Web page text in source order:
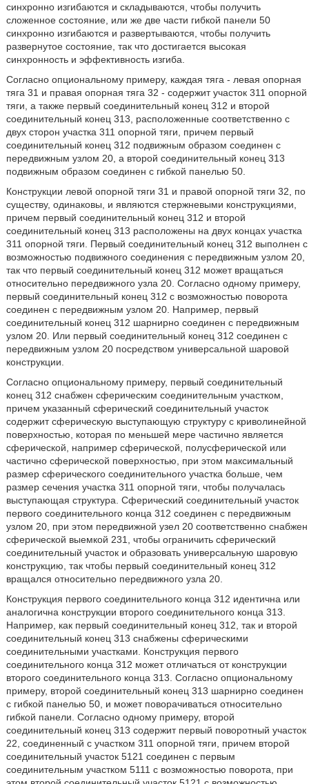
синхронно изгибаются и складываются, чтобы получить
сложенное состояние, или же две части гибкой панели 50
синхронно изгибаются и развертываются, чтобы получить
развернутое состояние, так что достигается высокая
синхронность и эффективность изгиба.
Согласно опциональному примеру, каждая тяга - левая опорная
тяга 31 и правая опорная тяга 32 - содержит участок 311 опорной
тяги, а также первый соединительный конец 312 и второй
соединительный конец 313, расположенные соответственно с
двух сторон участка 311 опорной тяги, причем первый
соединительный конец 312 подвижным образом соединен с
передвижным узлом 20, а второй соединительный конец 313
подвижным образом соединен с гибкой панелью 50.
Конструкции левой опорной тяги 31 и правой опорной тяги 32, по
существу, одинаковы, и являются стержневыми конструкциями,
причем первый соединительный конец 312 и второй
соединительный конец 313 расположены на двух концах участка
311 опорной тяги. Первый соединительный конец 312 выполнен с
возможностью подвижного соединения с передвижным узлом 20,
так что первый соединительный конец 312 может вращаться
относительно передвижного узла 20. Согласно одному примеру,
первый соединительный конец 312 с возможностью поворота
соединен с передвижным узлом 20. Например, первый
соединительный конец 312 шарнирно соединен с передвижным
узлом 20. Или первый соединительный конец 312 соединен с
передвижным узлом 20 посредством универсальной шаровой
конструкции.
Согласно опциональному примеру, первый соединительный
конец 312 снабжен сферическим соединительным участком,
причем указанный сферический соединительный участок
содержит сферическую выступающую структуру с криволинейной
поверхностью, которая по меньшей мере частично является
сферической, например сферической, полусферической или
частично сферической поверхностью, при этом максимальный
размер сферического соединительного участка больше, чем
размер сечения участка 311 опорной тяги, чтобы получалась
выступающая структура. Сферический соединительный участок
первого соединительного конца 312 соединен с передвижным
узлом 20, при этом передвижной узел 20 соответственно снабжен
сферической выемкой 231, чтобы ограничить сферический
соединительный участок и образовать универсальную шаровую
конструкцию, так чтобы первый соединительный конец 312
вращался относительно передвижного узла 20.
Конструкция первого соединительного конца 312 идентична или
аналогична конструкции второго соединительного конца 313.
Например, как первый соединительный конец 312, так и второй
соединительный конец 313 снабжены сферическими
соединительными участками. Конструкция первого
соединительного конца 312 может отличаться от конструкции
второго соединительного конца 313. Согласно опциональному
примеру, второй соединительный конец 313 шарнирно соединен
с гибкой панелью 50, и может поворачиваться относительно
гибкой панели. Согласно одному примеру, второй
соединительный конец 313 содержит первый поворотный участок
22, соединенный с участком 311 опорной тяги, причем второй
соединительный участок 5121 соединен с первым
соединительным участком 5111 с возможностью поворота, при